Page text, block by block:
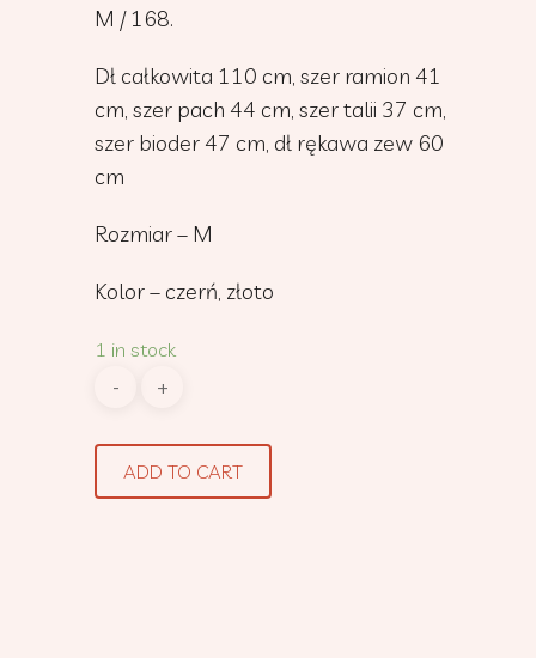
M / 168.
Dł całkowita 110 cm, szer ramion 41
cm, szer pach 44 cm, szer talii 37 cm,
szer bioder 47 cm, dł rękawa zew 60
cm
Rozmiar – M
Kolor – czerń, złoto
1 in stock
ADD TO CART